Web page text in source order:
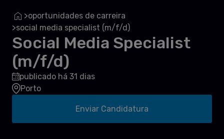
>oportunidades de carreira
>social media specialist (m/f/d)
Social Media Specialist
(m/f/d)
publicado há 31 dias
Porto
Enviar Candidatura